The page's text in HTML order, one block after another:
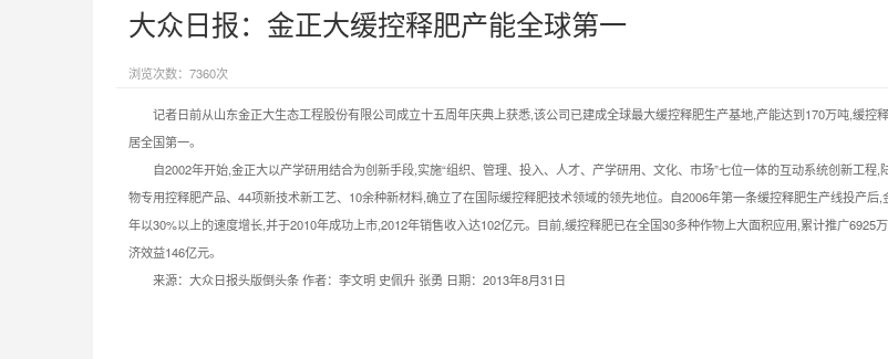
大众日报：金正大缓控释肥产能全球第一
浏览次数：7360次
记者日前从山东金正大生态工程股份有限公司成立十五周年庆典上获悉,该公司已建成全球最大缓控释肥生产基地,产能达到170万吨,缓控
居全国第一。
自2002年开始,金正大以产学研用结合为创新手段,实施“组织、管理、投入、人才、产学研用、文化、市场”七位一体的互动系统创新工程,
物专用控释肥产品、44项新技术新工艺、10余种新材料,确立了在国际缓控释肥技术领域的领先地位。自2006年第一条缓控释肥生产线投产后,
年以30%以上的速度增长,并于2010年成功上市,2012年销售收入达102亿元。目前,缓控释肥已在全国30多种作物上大面积应用,累计推广6925
济效益146亿元。
来源：大众日报头版倒头条 作者：李文明 史佩升 张勇 日期：2013年8月31日